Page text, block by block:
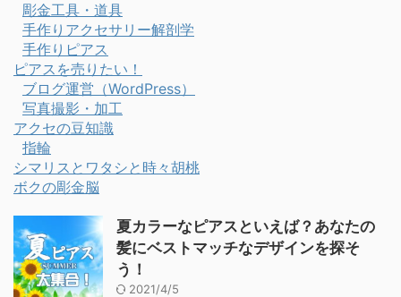
彫金工具・道具
手作りアクセサリー解剖学
手作りピアス
ピアスを売りたい！
ブログ運営（WordPress）
写真撮影・加工
アクセの豆知識
指輪
シマリスとワタシと時々胡桃
ボクの彫金脳
夏カラーなピアスといえば？あなたの
髪にベストマッチなデザインを探そ
う！
2021/4/5